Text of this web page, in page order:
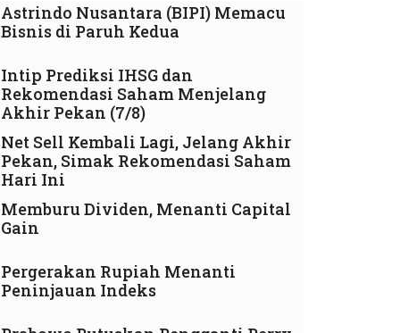
Astrindo Nusantara (BIPI) Memacu
Bisnis di Paruh Kedua
Intip Prediksi IHSG dan
Rekomendasi Saham Menjelang
Akhir Pekan (7/8)
Net Sell Kembali Lagi, Jelang Akhir
Pekan, Simak Rekomendasi Saham
Hari Ini
Memburu Dividen, Menanti Capital
Gain
Pergerakan Rupiah Menanti
Peninjauan Indeks